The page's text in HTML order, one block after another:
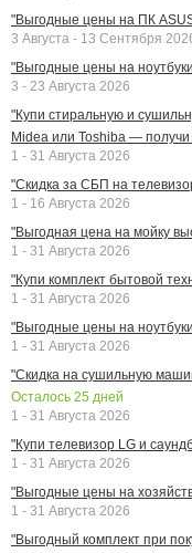
"Выгодные цены на ПК
3 Августа - 13 Сентября
"Выгодные цены на
3 - 23 Августа 2026
"Купи стиральную и
Midea или Toshiba — получи
1 - 31 Августа 2026
"Скидка за СБП на
1 - 16 Августа 2026
"Выгодная цена на мойку
1 - 31 Августа 2026
"Купи комплект бытовой
1 - 31 Августа 2026
"Выгодные цены на
1 - 31 Августа 2026
"Скидка на сушильную
Осталось 25 дней
1 - 31 Августа 2026
"Купи телевизор LG и
1 - 31 Августа 2026
"Выгодные цены на
1 - 31 Августа 2026
"Выгодный комплект при